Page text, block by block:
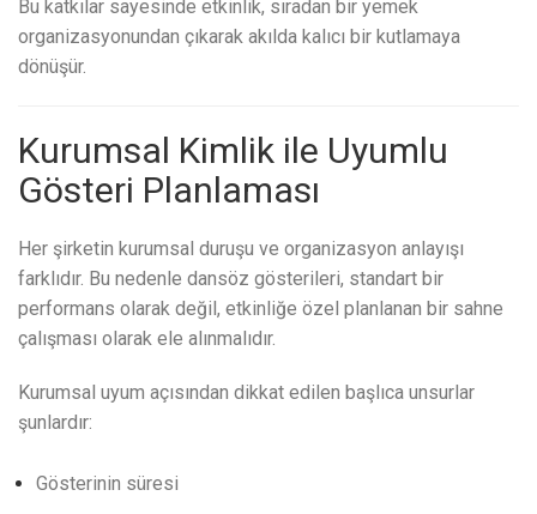
Bu katkılar sayesinde etkinlik, sıradan bir yemek
organizasyonundan çıkarak akılda kalıcı bir kutlamaya
dönüşür.
Kurumsal Kimlik ile Uyumlu
Gösteri Planlaması
Her şirketin kurumsal duruşu ve organizasyon anlayışı
farklıdır. Bu nedenle dansöz gösterileri, standart bir
performans olarak değil, etkinliğe özel planlanan bir sahne
çalışması olarak ele alınmalıdır.
Kurumsal uyum açısından dikkat edilen başlıca unsurlar
şunlardır:
Gösterinin süresi